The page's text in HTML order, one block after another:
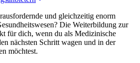
und gleichzeitig enorm
Die Weiterbildung zur
für dich, wenn du als Medizinische
nächsten Schritt wagen und in der
möchtest.